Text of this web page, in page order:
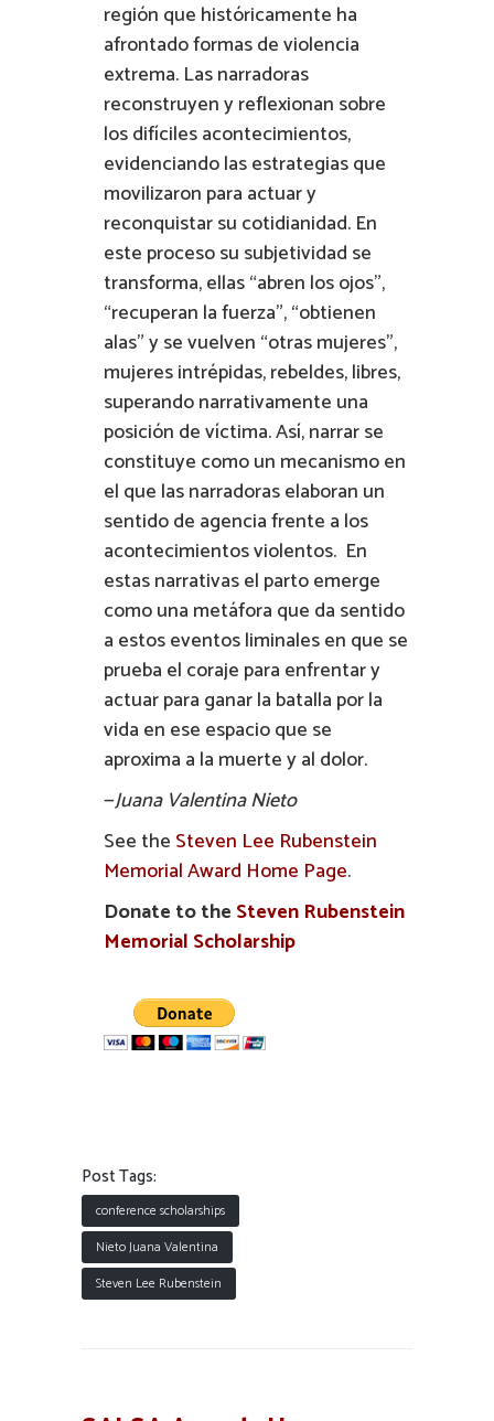
región que históricamente ha
afrontado formas de violencia
extrema. Las narradoras
reconstruyen y reflexionan sobre
los difíciles acontecimientos,
evidenciando las estrategias que
movilizaron para actuar y
reconquistar su cotidianidad. En
este proceso su subjetividad se
transforma, ellas “abren los ojos”,
“recuperan la fuerza”, “obtienen
alas” y se vuelven “otras mujeres”,
mujeres intrépidas, rebeldes, libres,
superando narrativamente una
posición de víctima. Así, narrar se
constituye como un mecanismo en
el que las narradoras elaboran un
sentido de agencia frente a los
acontecimientos violentos. En
estas narrativas el parto emerge
como una metáfora que da sentido
a estos eventos liminales en que se
prueba el coraje para enfrentar y
actuar para ganar la batalla por la
vida en ese espacio que se
aproxima a la muerte y al dolor.
—Juana Valentina Nieto
See the Steven Lee Rubenstein
Memorial Award Home Page.
Donate to the Steven Rubenstein
Memorial Scholarship
Post Tags:
conference scholarships
Nieto Juana Valentina
Steven Lee Rubenstein